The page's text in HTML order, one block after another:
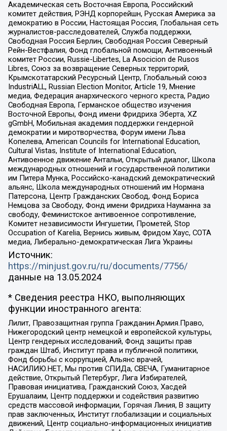
Академическая сеть Восточная Европа, Российский
комитет действия, РЭНД корпорейшн, Русская Америка за
демократию в России, Настоящая Россия, Глобальная сеть
журналистов-расследователей, Служба поддержки,
Свободная Россия Берлин, Свободная Россия Северный
Рейн-Вестфалия, Фонд глобальной помощи, Антивоенный
комитет России, Russie-Libertes, La Asocicion de Rusos
Libres, Союз за возвращение Северных территорий,
Крымскотатарский Ресурсный Центр, Глобальный союз
IndustriALL, Russian Election Monitor, Article 19, Мнение
медиа, Федерация анархического черного креста, Радио
Свободная Европа, Германское общество изучения
Восточной Европы, Фонд имени Фридриха Эберта, XZ
gGmbH, Мобильная академия поддержки гендерной
демократии и миротворчества, Форум имени Льва
Копелева, American Councils for International Education,
Cultural Vistas, Institute of International Education,
Антивоенное движение Антальи, Открытый диалог, Школа
международных отношений и государственной политики
им Питера Мунка, Российско-канадский демократический
альянс, Школа международных отношений им Нормана
Патерсона, Центр Гражданских Свобод, Фонд Бориса
Немцова за Свободу, Фонд имени Фридриха Науманна за
свободу, Феминистское антивоенное сопротивление,
Комитет независимости Ингушетии, Прометей, Stop
Occupation of Karelia, Вернись живым, Фридом Хаус, СОТА
медиа, Либерально-демократическая Лига Украины
Источник:
https://minjust.gov.ru/ru/documents/7756/
данные на 13.05.2024
* Сведения реестра НКО, выполняющих
функции иностранного агента:
Лилит, Правозащитная группа Гражданин.Армия.Право,
Нижегородский центр немецкой и европейской культуры,
Центр гендерных исследований, Фонд защиты прав
граждан Штаб, Институт права и публичной политики,
Фонд борьбы с коррупцией, Альянс врачей,
НАСИЛИЮ.НЕТ, Мы против СПИДа, СВЕЧА, Гуманитарное
действие, Открытый Петербург, Лига Избирателей,
Правовая инициатива, Гражданский Союз, Хасдей
Ерушалаим, Центр поддержки и содействия развитию
средств массовой информации, Горячая Линия, В защиту
прав заключенных, Институт глобализации и социальных
движений, Центр социально-информационных инициатив